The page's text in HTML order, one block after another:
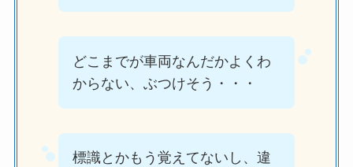
どこまでが車両なんだかよくわ
からない、ぶつけそう・・・
標識とかもう覚えてないし、違